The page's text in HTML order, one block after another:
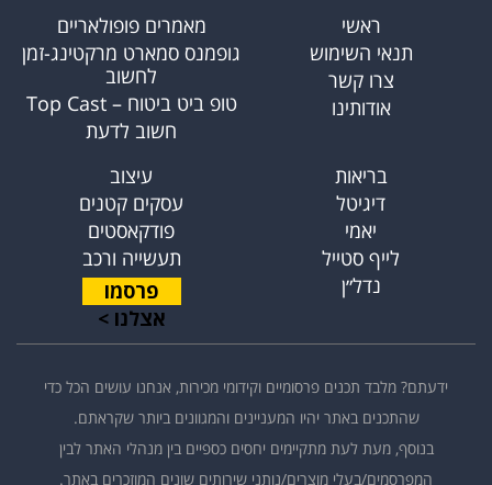
ראשי
תנאי השימוש
צרו קשר
אודותינו
מאמרים פופולאריים
גופמנס סמארט מרקטינג-זמן
לחשוב
טופ ביט ביטוח – Top Cast
חשוב לדעת
בריאות
דיגיטל
יאמי
לייף סטייל
נדל״ן
עיצוב
עסקים קטנים
פודקאסטים
תעשייה ורכב
פרסמו
אצלנו >
ידעתם? מלבד תכנים פרסומיים וקידומי מכירות, אנחנו עושים הכל כדי
שהתכנים באתר יהיו המעניינים והמגוונים ביותר שקראתם.
בנוסף, מעת לעת מתקיימים יחסים כספיים בין מנהלי האתר לבין
המפרסמים/בעלי מוצרים/נותני שירותים שונים המוזכרים באתר.